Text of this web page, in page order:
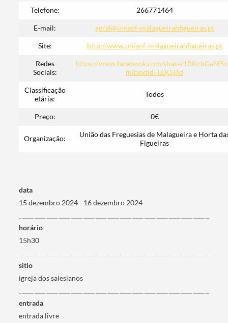
Termo de Pesquisa
Telefone: 266771464
E-mail: geral@uniaof-malagueirahfigueiras.pt
Site: http://www.uniaof-malagueirahfigueiras.pt
Redes
Sociais:
https://www.facebook.com/share/
mibextid=LQQJ4d
Classificação
etária:
Todos
Preço: 0€
Organização:
União das Freguesias de Malagueira e Horta
Figueiras
data
15 dezembro 2024 - 16 dezembro 2024
horário
15h30
sitio
igreja dos salesianos
entrada
entrada livre